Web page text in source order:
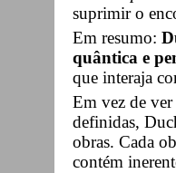
suprimir o
Em resumo:
quântica e
que interaja
Em vez de
definidas,
obras. Cada
contém